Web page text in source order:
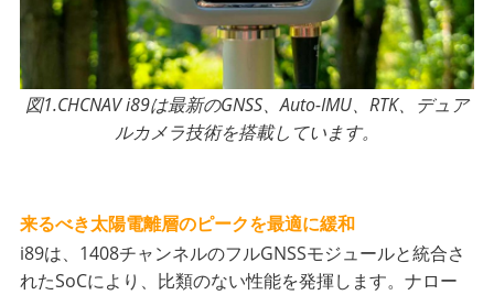
図1.CHCNAV i89は最新のGNSS、Auto-IMU、RTK、デュア
ルカメラ技術を搭載しています。
来るべき太陽電離層のピークを最適に緩和
i89は、1408チャンネルのフルGNSSモジュールと統合さ
れたSoCにより、比類のない性能を発揮します。ナロー